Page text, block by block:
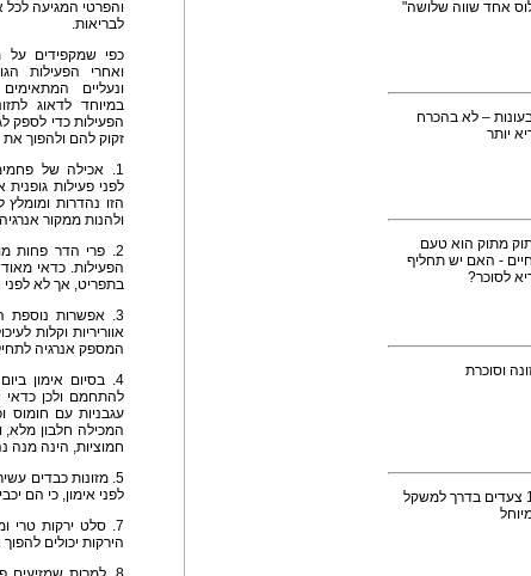
אחד שווה שלושה"
– לא בהכרח
יותר
מתוק הוא טעם
- האם יש תחליף
לסוכר?
וסוכרת
10 צעדים בדרך למשקל
והפרטי המגיעה לכל
לבריאות.
כפי שמקפידים על
ואחרי הפעילות
ונעליים
במיוחד לדאוג
הפעילות כדי לספק
זקוק להם ולהפוך את
1. אכילה של
לפני פעילות גופנית
הזו נהדרות ומומלץ
ולהנות ממקור
2. פרי הדר פחות
בתפריט, אך לא לפני
3. אפשרות נוספת
אווריריות וקלות
המספק אנרגיה
4. בסיום אימון
להתחמם ולכן
המכילה חלבון מלא,
חמוציות, הינה
5. מזונות כבדים
לפני אימון, כי הם
7. סלט ירקות טרי
הירקות יכולים